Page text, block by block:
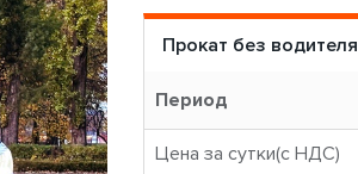
Прокат без водителя
Период
Цена за сутки(с НДС)